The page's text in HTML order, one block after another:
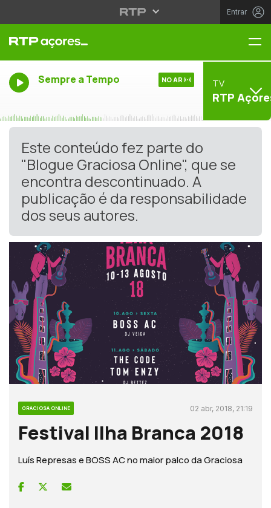
Entrar
Sempre a Tempo NO AR TV
RTP
Este conteúdo fez parte do
"Blogue Graciosa Online", que se
encontra descontinuado. A
publicação é da responsabilidade
dos seus autores.
GRACIOSA ONLINE 02 abr, 2018, 21:19
Festival Ilha Branca 2018
Luís Represas e BOSS AC no maior palco da Graciosa